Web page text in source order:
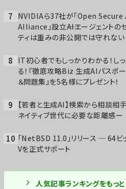
NVIDIAら37社が「Open Secure
Alliance」設立――AIエージェントの
ティは重みの非公開では守れない
IT初心者でもしっかりわかる！し
る！『徹底攻略Biz 生成AIパスポ
＆問題集』を5名様にプレゼント！
【若者と生成AI】検索から相談相
ネイティブ世代に必要な距離感ー
「NetBSD 11.0」リリース ─ 64ビ
Vを正式サポート
人気記事ランキングをもっ